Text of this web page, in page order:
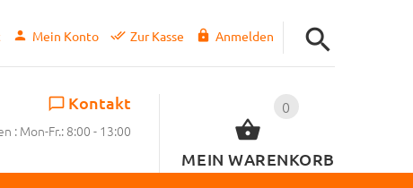
Mein Konto Zur Kasse Anmelden
0
MEIN WARENKORB
Kontakt
: Mon-Fr.: 8:00 - 13:00